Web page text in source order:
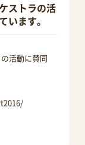
ストラの活
います。
活動に賛同